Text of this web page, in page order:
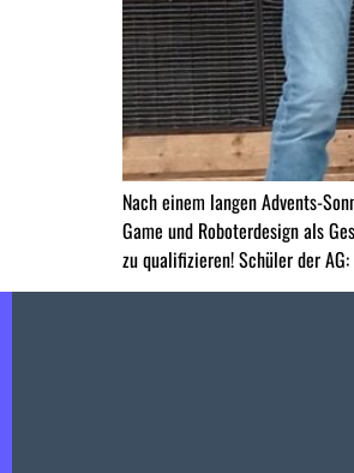
Nach einem langen Advents-
Game und Roboterdesign als
zu qualifizieren! Schüler der